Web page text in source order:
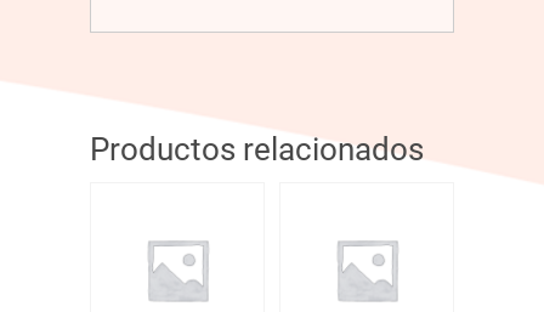
Productos relacionados